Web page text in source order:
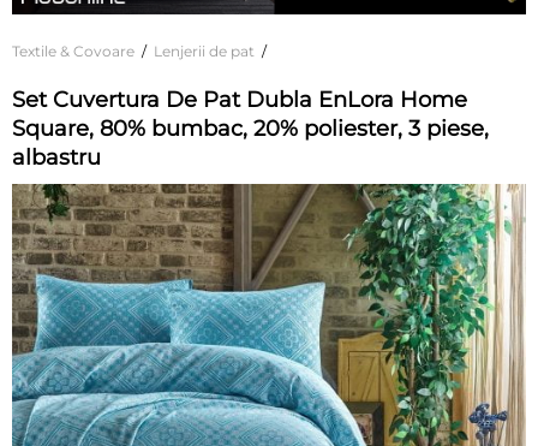
Textile & Covoare / Lenjerii de pat /
Set Cuvertura De Pat Dubla EnLora Home
Square, 80% bumbac, 20% poliester, 3 piese,
albastru